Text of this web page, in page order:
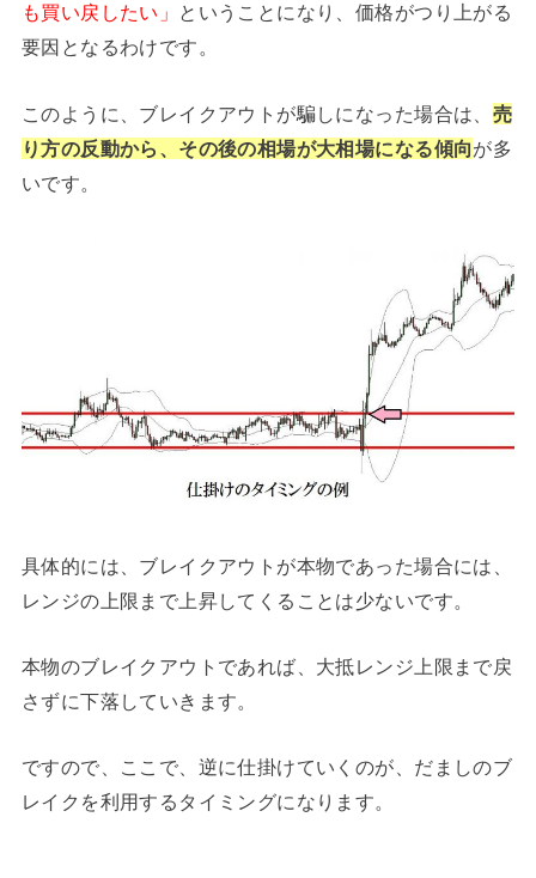
も買い戻したい」 ということになり、価格がつり上がる
要因となるわけです。
このように、ブレイクアウトが騙しになった場合は、 売
り方の反動から、その後の相場が大相場になる傾向が多
いです。
具体的には、ブレイクアウトが本物であった場合には、
レンジの上限まで上昇してくることは少ないです。
本物のブレイクアウトであれば、大抵レンジ上限まで戻
さずに下落していきます。
ですので、ここで、逆に仕掛けていくのが、だましのブ
レイクを利用するタイミングになります。